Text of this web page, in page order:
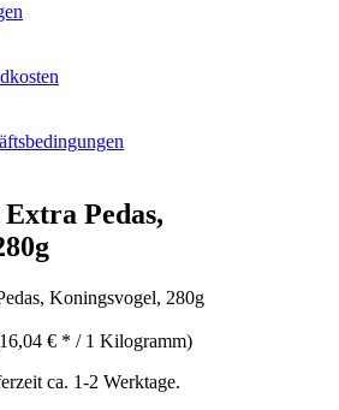
Pedas,
€ * / 1 Kilogramm)
ca. 1-2 Werktage.